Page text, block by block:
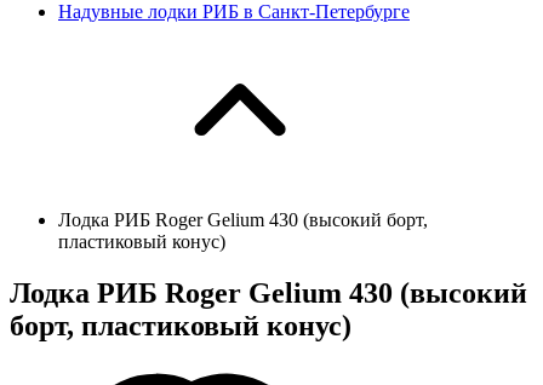
Надувные лодки РИБ в Санкт-Петербурге
Лодка РИБ Roger Gelium 430 (высокий борт,
пластиковый конус)
Лодка РИБ Roger Gelium 430 (высокий
борт, пластиковый конус)